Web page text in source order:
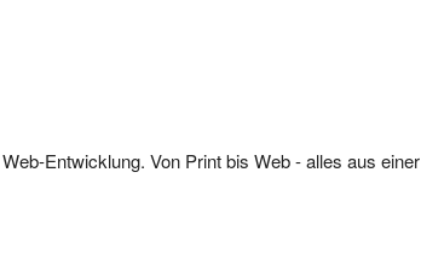
Entwicklung. Von Print bis Web - alles aus einer